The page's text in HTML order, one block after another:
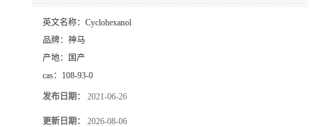
英文名称： Cyclohexanol
品牌： 神马
产地：
国产
cas： 108-93-0
发布日期： 2021-06-26
更新日期： 2026-08-06